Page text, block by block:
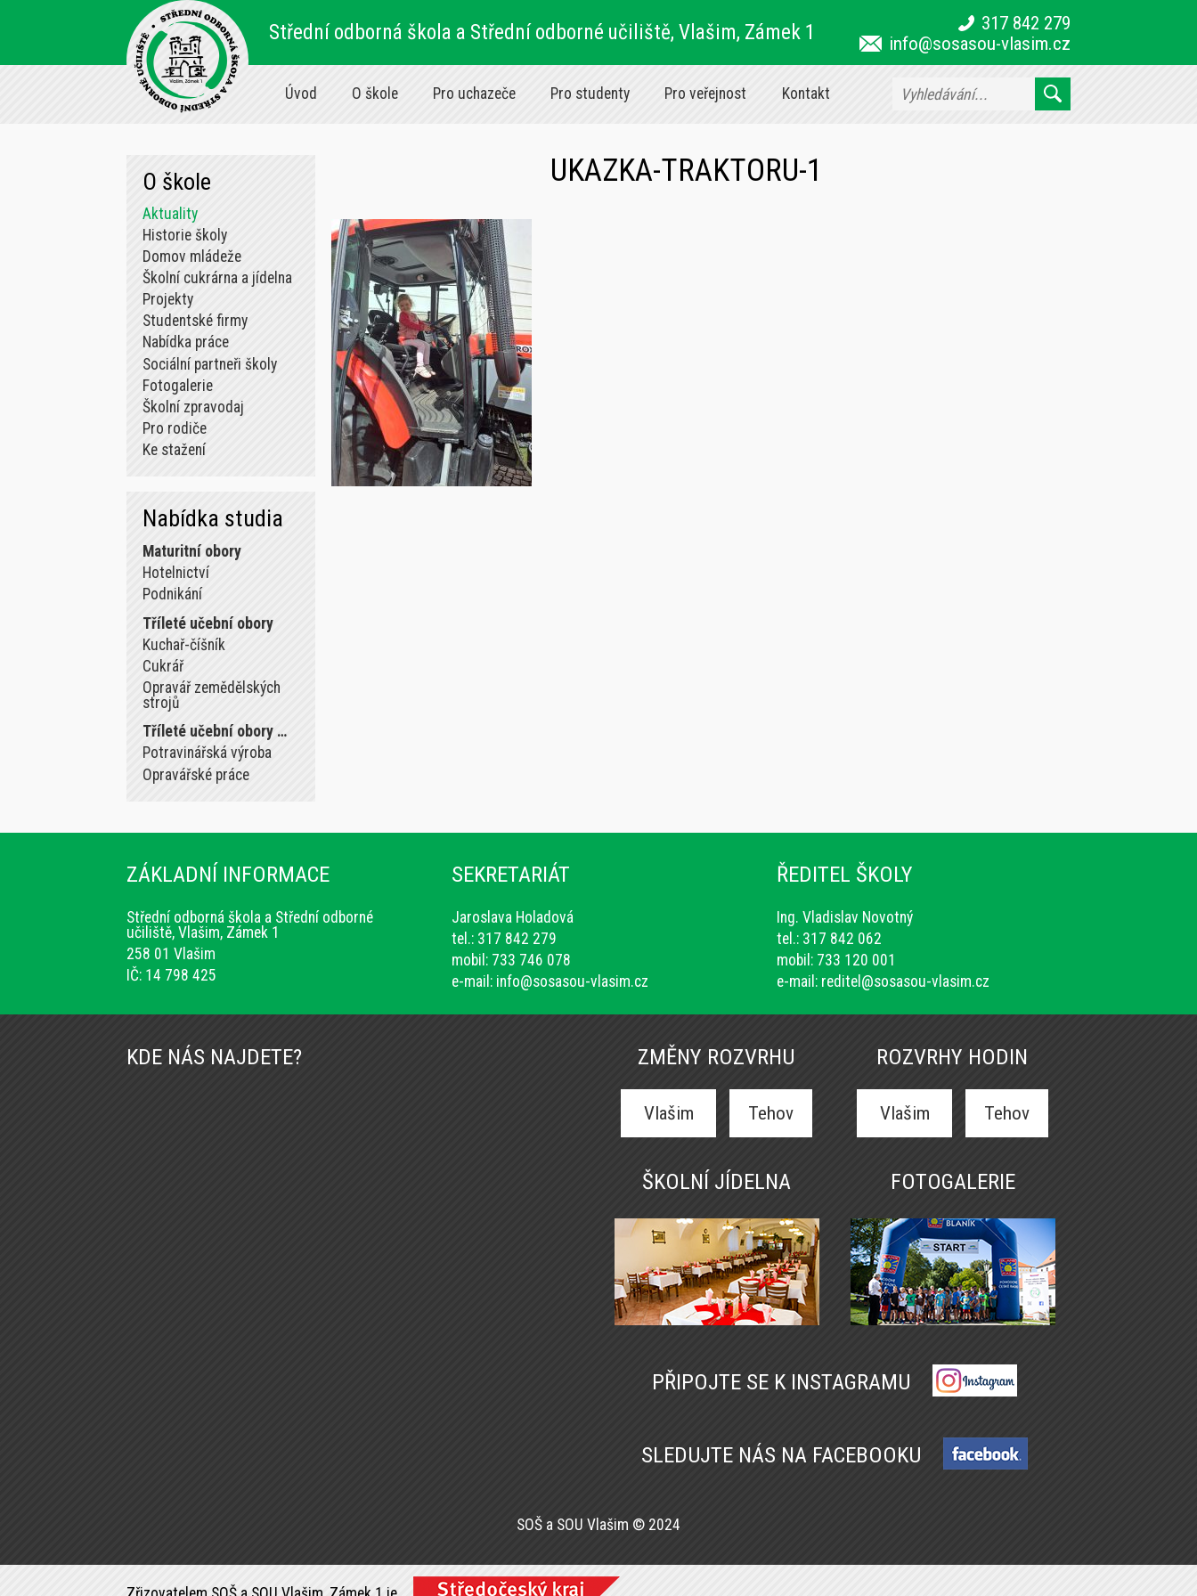
Střední odborná škola a Střední odborné učiliště, Vlašim, Zámek 1
317 842 279
info@sosasou-vlasim.cz
Úvod O škole Pro uchazeče Pro studenty Pro veřejnost Kontakt
O škole
Aktuality
Historie školy
Domov mládeže
Školní cukrárna a jídelna
Projekty
Studentské firmy
Nabídka práce
Sociální partneři školy
Fotogalerie
Školní zpravodaj
Pro rodiče
Ke stažení
Nabídka studia
Maturitní obory
Hotelnictví
Podnikání
Tříleté učební obory
Kuchař-číšník
Cukrář
Opravář zemědělských
strojů
Tříleté učební obory …
Potravinářská výroba
Opravářské práce
UKAZKA-TRAKTORU-1
ZÁKLADNÍ INFORMACE
Střední odborná škola a Střední odborné
učiliště, Vlašim, Zámek 1
258 01 Vlašim
IČ: 14 798 425
SEKRETARIÁT
Jaroslava Holadová
tel.: 317 842 279
mobil: 733 746 078
e-mail: info@sosasou-vlasim.cz
ŘEDITEL ŠKOLY
Ing. Vladislav Novotný
tel.: 317 842 062
mobil: 733 120 001
e-mail: reditel@sosasou-vlasim.cz
KDE NÁS NAJDETE? ZMĚNY ROZVRHU
Vlašim Tehov
ROZVRHY HODIN
Vlašim Tehov
ŠKOLNÍ JÍDELNA FOTOGALERIE
PŘIPOJTE SE K INSTAGRAMU
SLEDUJTE NÁS NA FACEBOOKU
SOŠ a SOU Vlašim © 2024